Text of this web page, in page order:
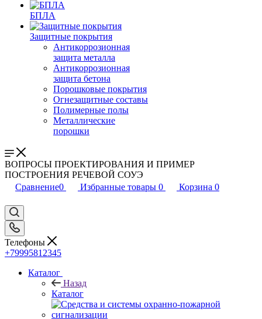
БПЛА
Защитные покрытия
Антикоррозионная
защита металла
Антикоррозионная
защита бетона
Порошковые покрытия
Огнезащитные составы
Полимерные полы
Металлические
порошки
ВОПРОСЫ ПРОЕКТИРОВАНИЯ И ПРИМЕР
ПОСТРОЕНИЯ РЕЧЕВОЙ СОУЭ
Сравнение0 Избранные товары 0 Корзина 0
Телефоны
+79995812345
Каталог
Назад
Каталог